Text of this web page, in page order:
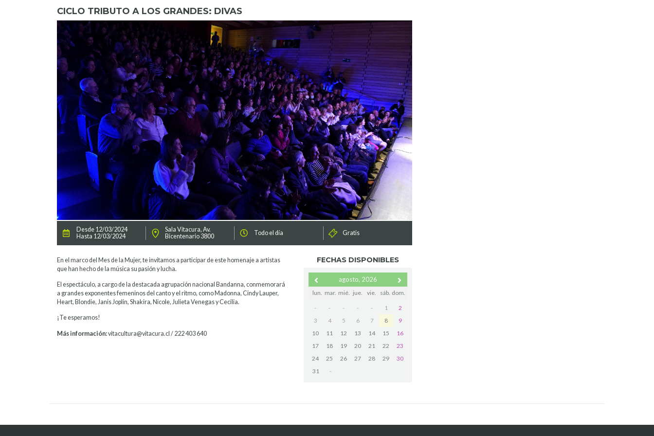
CICLO TRIBUTO A LOS GRANDES: DIVAS
Desde 12/03/2024
Hasta 12/03/2024
Sala Vitacura, Av.
Bicentenario 3800
Todo el día Gratis
En el marco del Mes de la Mujer, te invitamos a participar de este homenaje a artistas
que han hecho de la música su pasión y lucha.
El espectáculo, a cargo de la destacada agrupación nacional Bandanna, conmemorará
a grandes exponentes femeninos del canto y el ritmo, como Madonna, Cindy Lauper,
Heart, Blondie, Janis Joplin, Shakira, Nicole, Julieta Venegas y Cecilia.
¡Te esperamos!
Más información:vitacultura@vitacura.cl / 222 403 640
FECHAS DISPONIBLES
agosto, 2026
lun. mar. mié. jue. vie. sáb. dom.
- - - - - 1
2
3
4 5 6 7 8
9
10
11 12 13 14 15
16
17
18 19 20 21 22
23
24
25 26 27 28 29
30
31
-